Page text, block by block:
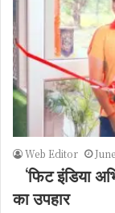
Web Editor
‘फिट इंडिया
का उपहार